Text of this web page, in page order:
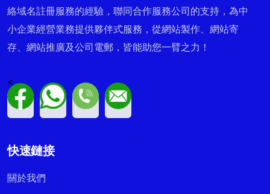
絡域名註冊服務的經驗，聯同合作服務公司的支持，為中
小企業經營業務提供夥伴式服務，從網站製作、網站寄
存、網站推廣及公司電郵，皆能助您一臂之力！
<
快速鏈接
關於我們